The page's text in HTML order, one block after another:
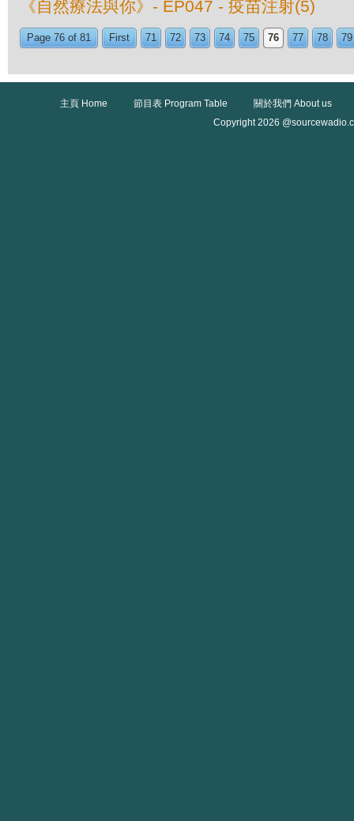
《自然療法與你》- EP047 - 疫苗注射(5)
Page 76 of 81 First 71 72 73 74 75 76 77 78 79
主頁 Home 節目表 Program Table
關於我們 About us
Copyright 2026